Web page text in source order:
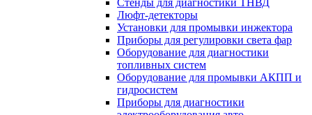
Стенды для диагностики ТНВД
Люфт-детекторы
Установки для промывки инжектора
Приборы для регулировки света фар
Оборудование для диагностики
топливных систем
Оборудование для промывки АКПП и
гидросистем
Приборы для диагностики